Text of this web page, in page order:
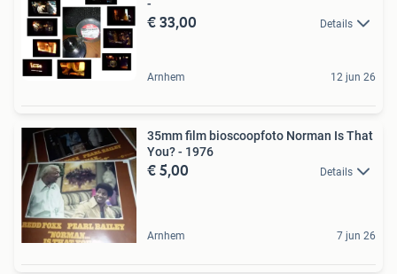
-
€ 33,00 Details
Arnhem 12 jun 26
35mm film bioscoopfoto Norman Is That
You? - 1976
€ 5,00 Details
Arnhem 7 jun 26